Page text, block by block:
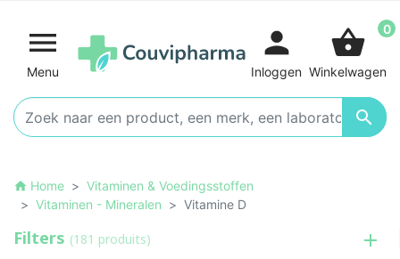

Menu

person
Inloggen
shopping_basket 0
Winkelwagen
home Home
Vitaminen & Voedingsstoffen
Vitaminen - Mineralen
Vitamine D
Filters (181 produits)